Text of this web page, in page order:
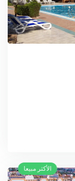
الأكثر مبيعا